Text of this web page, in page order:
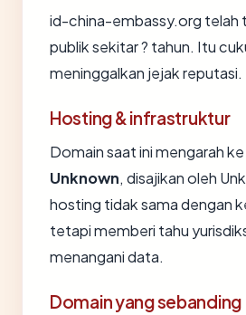
id-china-embassy.org telah
publik sekitar ? tahun. Itu
meninggalkan jejak reputasi.
Hosting & infrastruktur
Domain saat ini mengarah
Unknown, disajikan oleh
hosting tidak sama dengan
tetapi memberi tahu
menangani data.
Domain yang sebanding